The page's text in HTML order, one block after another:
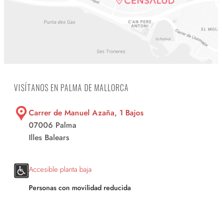
VISÍTANOS EN PALMA DE MALLORCA
Carrer de Manuel Azaña, 1 Bajos
07006 Palma
Illes Balears
Accesible planta baja
Personas con movilidad reducida